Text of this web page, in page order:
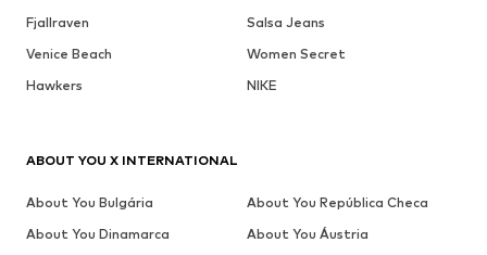
Fjallraven
Salsa Jeans
Venice Beach
Women Secret
Hawkers
NIKE
ABOUT YOU X INTERNATIONAL
About You Bulgária
About You República Checa
About You Dinamarca
About You Áustria